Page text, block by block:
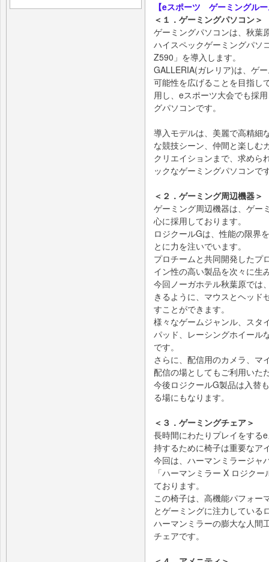
【eスポーツ ゲーミングル
＜１．ゲーミングパソコン＞
ゲーミングパソコンは、秋葉
ハイスペックゲーミングパソ
Z590」を導入します。
GALLERIA(ガレリア)は、ゲ
可能性を広げることを目指し
用し、eスポーツ大会でも採
グパソコンです。
導入モデルは、美麗で高精細
な競技シーン、仲間と楽しむ
クリエイションまで、求めら
ックなゲーミングパソコンで
＜２．ゲーミング周辺機器＞
ゲーミング周辺機器は、ゲー
心に採用しております。
ロジクールGは、性能の限界
とに力を注いでいます。
プロチームと共同開発したプ
イン性の高い製品を次々に生
今回ノーガホテル秋葉原では
きるように、マウスとヘッド
すことができます。
様々なゲームジャンル、スタ
パッド、レーシングホイール
です。
さらに、配信用のカメラ、マ
配信の場としてもご利用いた
今後ロジクールG製品は入替
る場にもなります。
＜３．ゲーミングチェア＞
長時間にわたりプレイをする
持するために椅子は重要なア
今回は、ハーマンミラージャ
「ハーマンミラー X ロジク
ております。
この椅子は、高機能パフォー
とゲーミングに注力している
ハーマンミラーの膨大な人間
チェアです。